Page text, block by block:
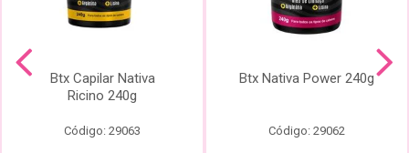
Btx Capilar Nativa
Ricino 240g
Código: 29063
Btx Nativa Power 240g
Código: 29062